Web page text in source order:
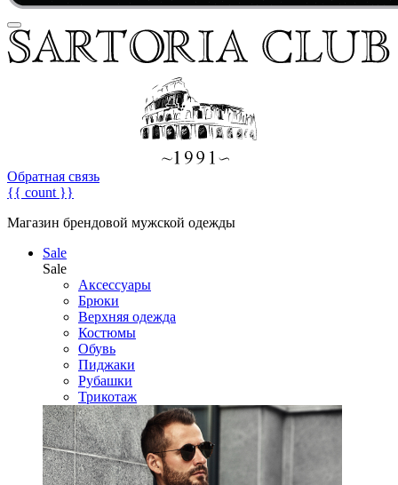
Обратная связь
{{ count }}
Магазин брендовой мужской одежды
Sale
Sale
Аксессуары
Брюки
Верхняя одежда
Костюмы
Обувь
Пиджаки
Рубашки
Трикотаж